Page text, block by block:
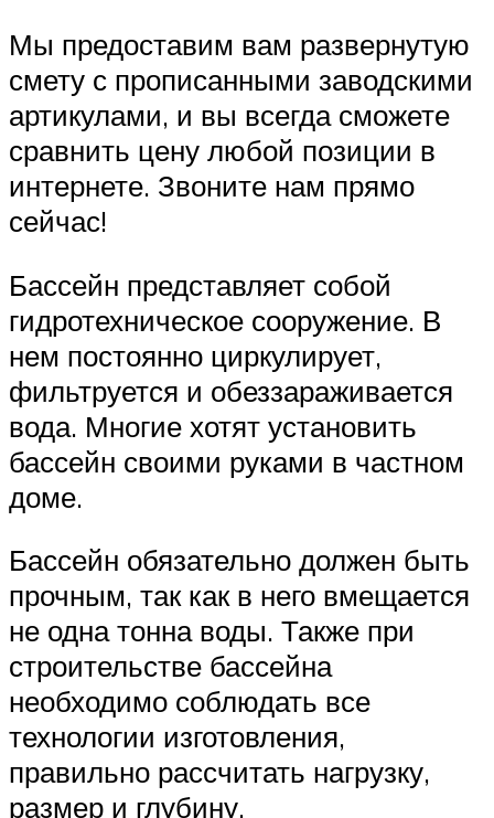
Мы предоставим вам развернутую
смету с прописанными заводскими
артикулами, и вы всегда сможете
сравнить цену любой позиции в
интернете. Звоните нам прямо
сейчас!
Бассейн представляет собой
гидротехническое сооружение. В
нем постоянно циркулирует,
фильтруется и обеззараживается
вода. Многие хотят установить
бассейн своими руками в частном
доме.
Бассейн обязательно должен быть
прочным, так как в него вмещается
не одна тонна воды. Также при
строительстве бассейна
необходимо соблюдать все
технологии изготовления,
правильно рассчитать нагрузку,
размер и глубину.